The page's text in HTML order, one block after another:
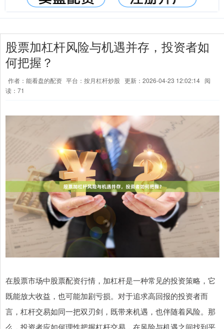
股票加杠杆风险与机遇并存，投资者如
何把握？
作者：能看盘的配资 平台：按月杠杆炒股 更新：2026-04-23 12:02:14 阅
读：71
在股票市场中股票配资行情，加杠杆是一种常见的投资策略，它
既能放大收益，也可能加剧亏损。对于追求高回报的投资者而
言，杠杆交易如同一把双刃剑，既带来机遇，也伴随着风险。那